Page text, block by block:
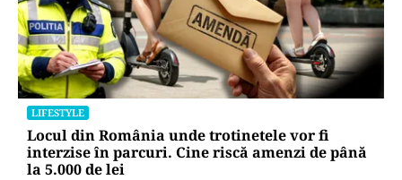
LIFESTYLE
Locul din România unde trotinetele vor fi
interzise în parcuri. Cine riscă amenzi de până
la 5.000 de lei